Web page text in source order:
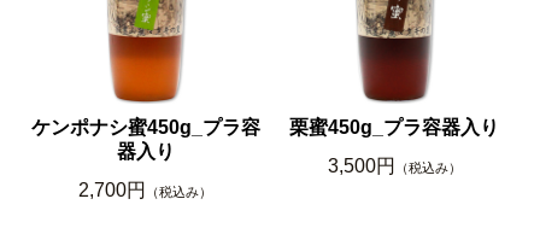
ケンポナシ蜜450g_プラ容
器入り
2,700円
（税込み）
栗蜜450g_プラ容器入り
3,500円
（税込み）